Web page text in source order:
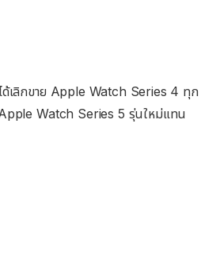
เลิกขาย Apple Watch Series 4 ทุก
Watch Series 5 รุ่นใหม่แทน